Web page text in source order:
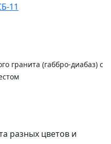
11
гранита (габбро-диабаз) с
разных цветов и